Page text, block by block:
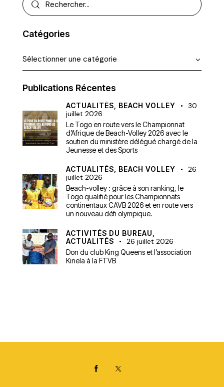
Catégories
Publications Récentes
ACTUALITÉS, BEACH VOLLEY
30
juillet 2026
Le Togo en route vers le Championnat
d’Afrique de Beach-Volley 2026 avec le
soutien du ministère délégué chargé de la
Jeunesse et des Sports
ACTUALITÉS, BEACH VOLLEY
26
juillet 2026
Beach-volley : grâce à son ranking, le
Togo qualifié pour les Championnats
continentaux CAVB 2026 et en route vers
un nouveau défi olympique.
ACTIVITÉS DU BUREAU,
ACTUALITÉS
26 juillet 2026
Don du club King Queens et l’association
Kinela à la FTVB